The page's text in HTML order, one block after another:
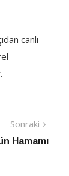
canlı
Sonraki
Haber
Hamamı